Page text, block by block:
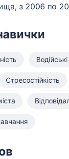
з 2006 по
Стресостійкість